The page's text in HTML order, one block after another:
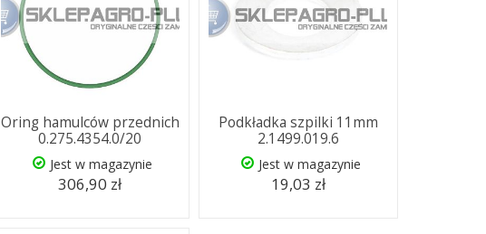
Oring hamulców przednich
0.275.4354.0/20
Jest w magazynie
306,90 zł
Podkładka szpilki 11mm
2.1499.019.6
Jest w magazynie
19,03 zł